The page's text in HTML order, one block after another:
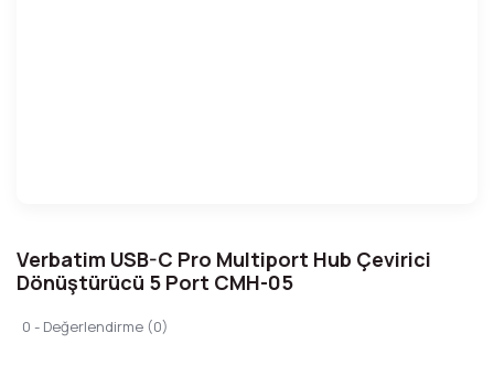
Verbatim USB-C Pro Multiport Hub Çevirici
Dönüştürücü 5 Port CMH-05
0 - Değerlendirme (0)